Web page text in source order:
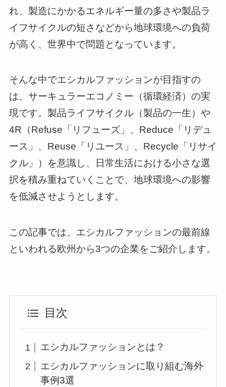
れ、製造にかかるエネルギー量の多さや製品ラ
イフサイクルの短さなどから地球環境への負荷
が高く、世界中で問題となっています。
そんな中でエシカルファッションが目指すの
は、サーキュラーエコノミー（循環経済）の実
現です。製品ライフサイクル（製品の一生）や
4R（Refuse「リフューズ」、Reduce「リデュ
ース」、Reuse「リユース」、Recycle「リサイ
クル」）を意識し、日常生活における小さな選
択を積み重ねていくことで、地球環境への影響
を低減させようとします。
この記事では、エシカルファッションの最前線
といわれる欧州から3つの企業をご紹介します。
目次
エシカルファッションとは？
エシカルファッションに取り組む海外
事例3選